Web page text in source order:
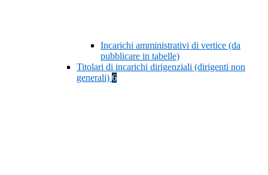
Incarichi amministrativi di vertice (da
pubblicare in tabelle)
Titolari di incarichi dirigenziali (dirigenti non
generali) 6